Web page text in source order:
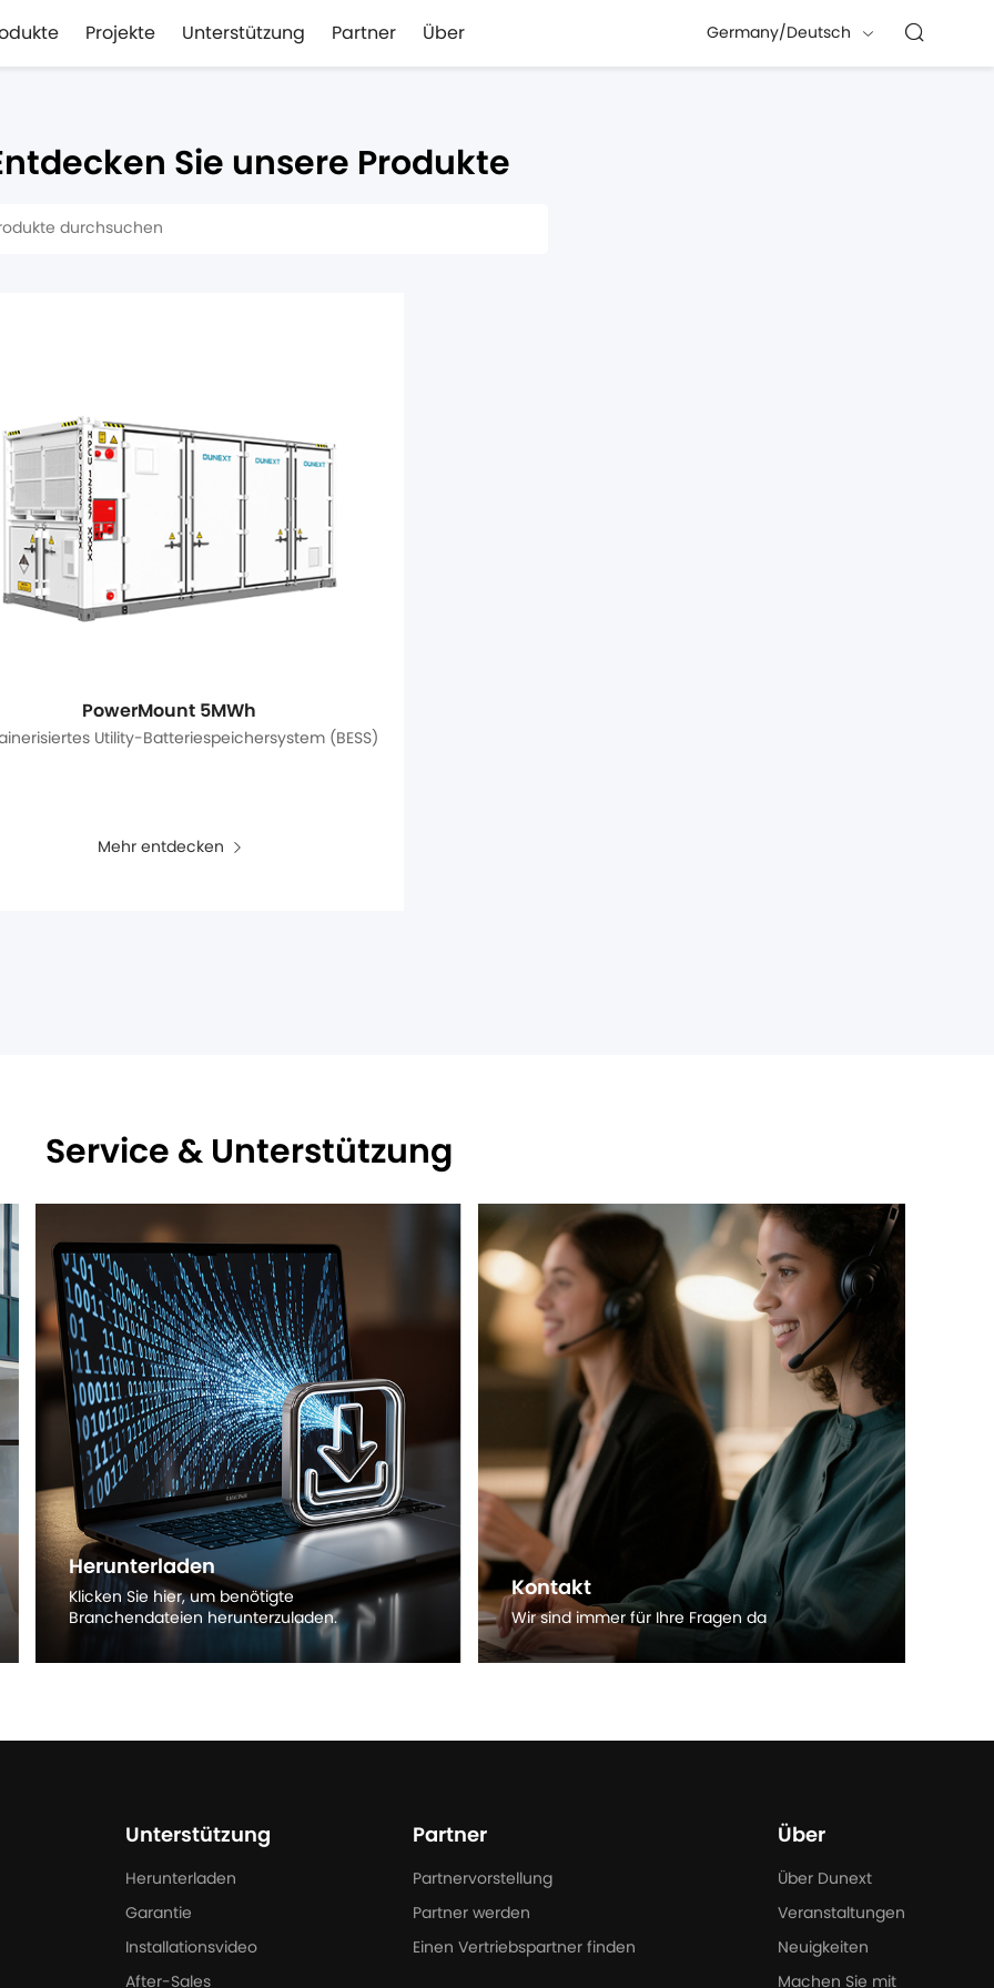
Projekte Unterstützung Partner Über Germany/Deutsch
Sie unsere Produkte
PowerMount 5MWh
Utility-Batteriespeichersystem (BESS)
Mehr entdecken
Service & Unterstützung
Herunterladen
Klicken Sie hier, um benötigte
Branchendateien herunterzuladen.
Kontakt
Wir sind immer für Ihre Fragen da
Mehr entdecken
Unterstützung
Herunterladen
Garantie
Installationsvideo
After-Sales
Partner
Partnervorstellung
Partner werden
Einen Vertriebspartner finden
Über
Über Dunext
Veranstaltungen
Neuigkeiten
Machen Sie mit